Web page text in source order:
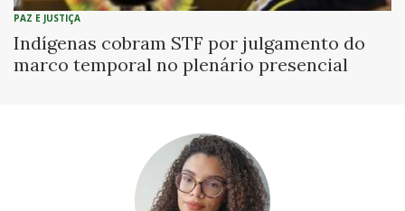
PAZ E JUSTIÇA
Indígenas cobram STF por julgamento do
marco temporal no plenário presencial